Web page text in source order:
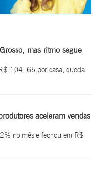
mas ritmo segue
104, 65 por casa, queda
aceleram vendas
no mês e fechou em R$